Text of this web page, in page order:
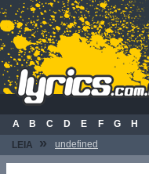
A
B C D E F G H
LEIA
» undefined